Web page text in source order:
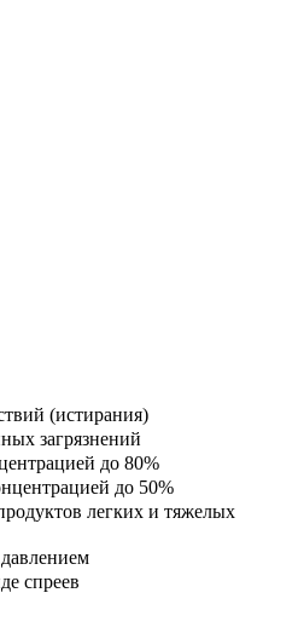
(истирания)
загрязнений
до 80%
до 50%
легких и тяжелых
спреев